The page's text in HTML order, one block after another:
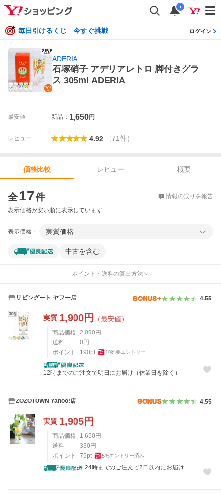
i
毎日引けるくじ 今すぐ挑戦 ログイン
ADERIA
石塚硝子 アデリアレトロ 脚付きグラ
ス 305ml ADERIA
最安値 新品： 1,650円
レビュー 4.92 （71件）
価格比較 レビュー
概要
全17件 情報の誤りを報告
表示価格が安い順に表示しています
表示価格： 実質価格
中古を含む
ポイント・送料の算出方法
リビングート ヤフー店 4.55
実質 1,900円 （最安値）
商品価格 2,090 円
送料
0 円
ポイント
190pt 10%要エントリー
12時までのご注文で明日にお届け（休業日を除く）
ZOZOTOWN Yahoo!店 4.55
実質 1,905円
商品価格 1,650円
送料
330円
ポイント
75pt 5%エントリー済み
24時までのご注文で2日以内にお届け